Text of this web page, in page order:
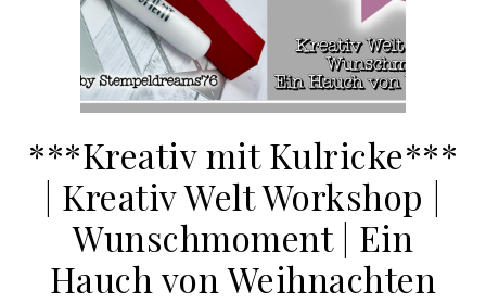
***Kreativ mit Kulricke***
| Kreativ Welt Workshop |
Wunschmoment | Ein
Hauch von Weihnachten